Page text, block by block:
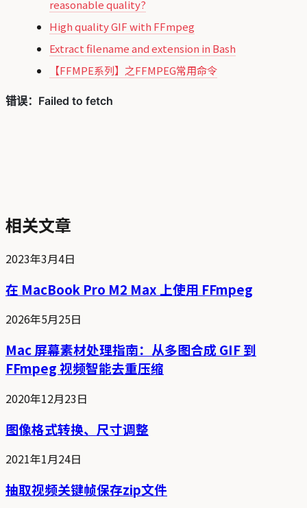
reasonable quality?
High quality GIF with FFmpeg
Extract filename and extension in Bash
【FFMPE系列】之FFMPEG常用命令
相关文章
2023年3月4日
在 MacBook Pro M2 Max 上使用 FFmpeg
2026年5月25日
Mac 屏幕素材处理指南：从多图合成 GIF 到
FFmpeg 视频智能去重压缩
2020年12月23日
图像格式转换、尺寸调整
2021年1月24日
抽取视频关键帧保存zip文件